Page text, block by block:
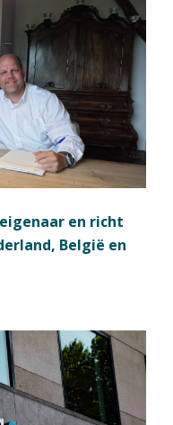
en richt
België en